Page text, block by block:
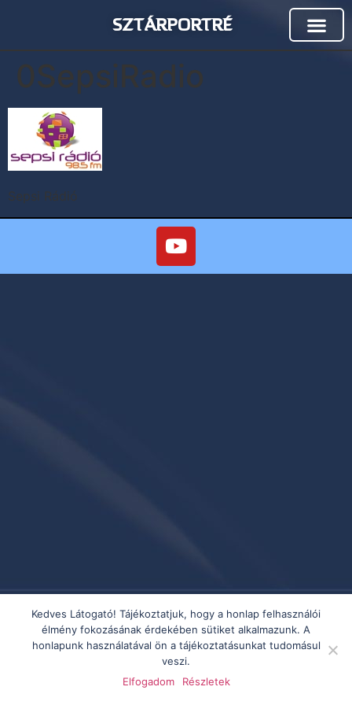
SZTÁRPORTRÉ
0SepsiRadio
Sepsi Rádió
Kedves Látogató! Tájékoztatjuk, hogy a honlap felhasználói
élmény fokozásának érdekében sütiket alkalmazunk. A
honlapunk használatával ön a tájékoztatásunkat tudomásul
veszi.
Elfogadom
Részletek